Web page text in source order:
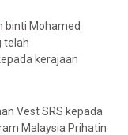
binti Mohamed
telah
kerajaan
Vest SRS kepada
Malaysia Prihatin